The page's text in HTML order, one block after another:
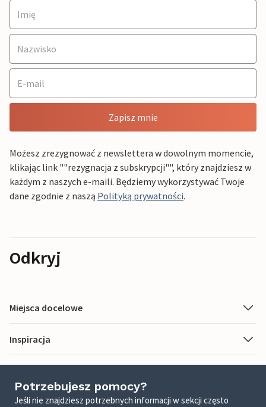
Zapisz mnie
Możesz zrezygnować z newslettera w dowolnym momencie,
klikając link ""rezygnacja z subskrypcji"", który znajdziesz w
każdym z naszych e-maili. Będziemy wykorzystywać Twoje
dane zgodnie z naszą Polityką prywatności.
Odkryj
Miejsca docelowe
Inspiracja
Potrzebujesz pomocy?
Jeśli nie znajdziesz potrzebnych informacji w sekcji często